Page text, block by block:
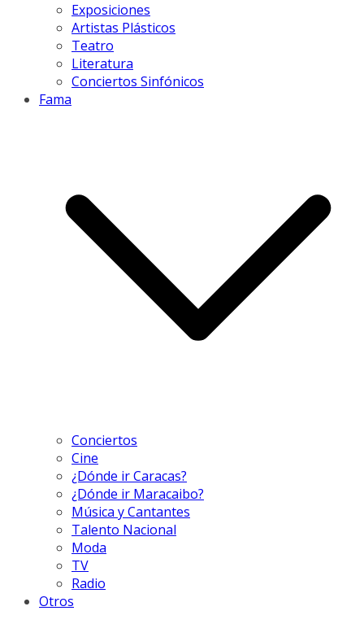
Exposiciones
Artistas Plásticos
Teatro
Literatura
Conciertos Sinfónicos
Fama
Conciertos
Cine
¿Dónde ir Caracas?
¿Dónde ir Maracaibo?
Música y Cantantes
Talento Nacional
Moda
TV
Radio
Otros